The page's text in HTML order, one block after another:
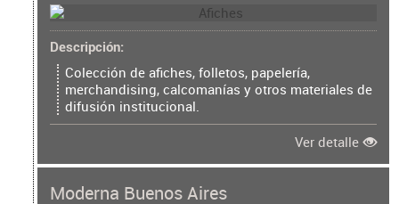
Descripción
Colección de afiches, folletos, papelería,
merchandising, calcomanías y otros materiales de
difusión institucional.
Ver detalle
Moderna Buenos Aires